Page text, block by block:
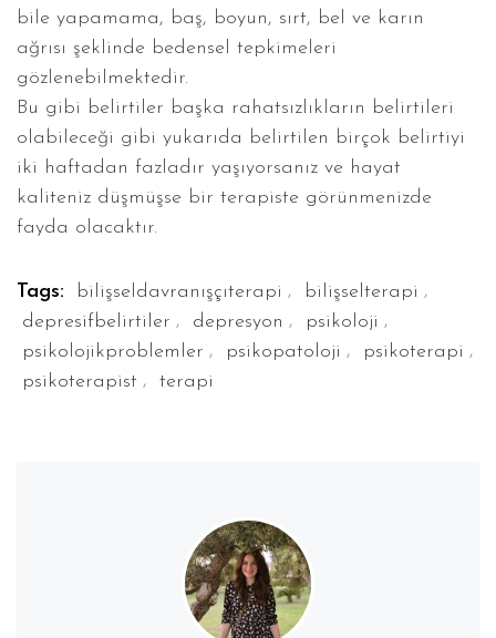
bile yapamama, baş, boyun, sırt, bel ve karın
ağrısı şeklinde bedensel tepkimeleri
gözlenebilmektedir.
Bu gibi belirtiler başka rahatsızlıkların belirtileri
olabileceği gibi yukarıda belirtilen birçok belirtiyi
iki haftadan fazladır yaşıyorsanız ve hayat
kaliteniz düşmüşse bir terapiste görünmenizde
fayda olacaktır.
Tags: bilişseldavranışçıterapi , bilişselterapi ,
depresifbelirtiler , depresyon , psikoloji ,
psikolojikproblemler , psikopatoloji , psikoterapi ,
psikoterapist , terapi